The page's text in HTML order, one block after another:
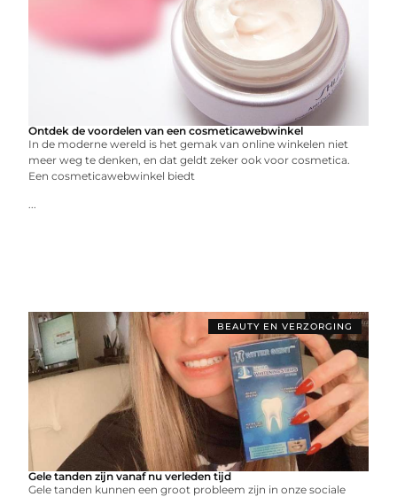
Ontdek de voordelen van een cosmeticawebwinkel
In de moderne wereld is het gemak van online winkelen niet
meer weg te denken, en dat geldt zeker ook voor cosmetica.
Een cosmeticawebwinkel biedt
...
BEAUTY EN VERZORGING
Gele tanden zijn vanaf nu verleden tijd
Gele tanden kunnen een groot probleem zijn in onze sociale